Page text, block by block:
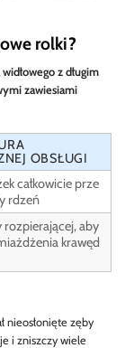
rolki?
z długim
zawiesiami
OBSŁUGI
całkowicie prze
rdzeń
rozpierającej, aby
krawęd
nieosłonięte zęby
i zniszczy wiele